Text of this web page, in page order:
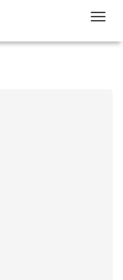
T